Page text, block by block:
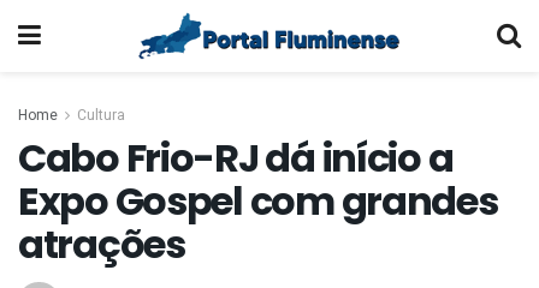
Home Cultura
Cabo Frio-RJ dá início a
Expo Gospel com grandes
atrações